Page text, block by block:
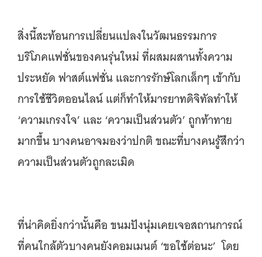
สิ่งนี้สะท้อนการเปลี่ยนแปลงในวัฒนธรรมการ
บริโภคแฟชั่นของคนรุ่นใหม่ ที่ผสมผสานทั้งความ
ประหยัด ฟาสต์แฟชั่น และการรักษ์โลกเล็กๆ เข้ากับ
การใช้ชีวิตออนไลน์ แต่ก็ทำให้มารยาทดิจิทัลทำให้
‘ความเกรงใจ’ และ ‘ความเป็นส่วนตัว’ ถูกท้าทาย
มากขึ้น บางคนอาจมองว่าปกติ ขณะที่บางคนรู้สึกว่า
ความเป็นส่วนตัวถูกละเมิด
ที่น่าคิดยิ่งกว่านั้นคือ ขนมปังนุ่มเคยเจอสถานการณ์
ที่คนใกล้ตัวบางคนยังคอมเมนต์ ‘ขอใช้ต่อนะ’ โดย